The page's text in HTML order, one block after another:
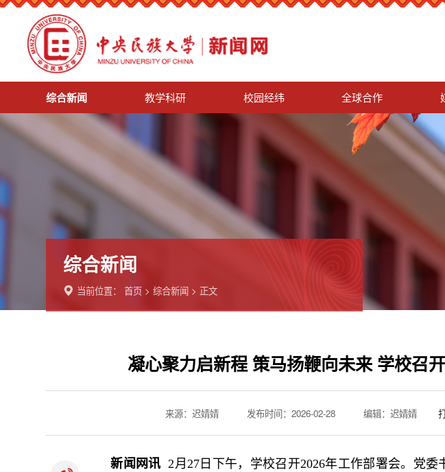
综合新闻 教学科研 校园经纬 全球合作
综合新闻
当前位置：首页 >综合新闻 > 正文
凝心聚力启新程 策马扬鞭向未来 学校召
来源：迟婧婧 发布时间：2026-02-28 编辑：迟婧婧
新闻网讯 2月27日下午，学校召开2026年工作部署会。党